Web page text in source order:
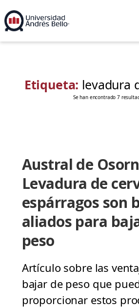
Etiqueta: levadura
Se han encontrado 7
Austral de
Levadura de
espárragos son
aliados para
peso
Artículo sobre las
bajar de peso que
proporcionar estos